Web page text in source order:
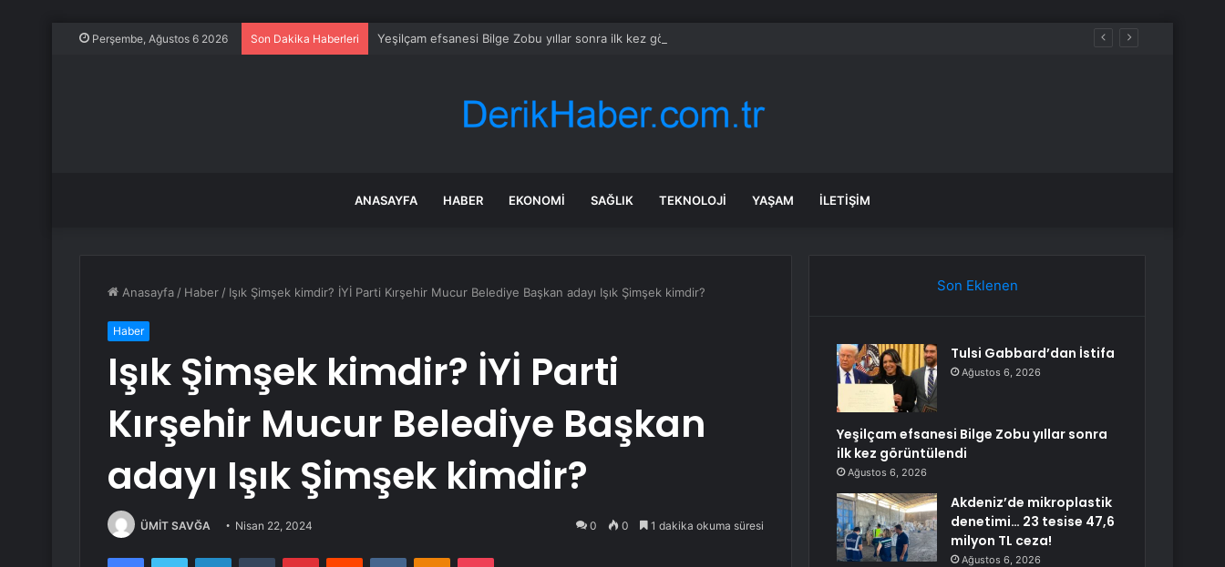
Perşembe, Ağustos 6 2026 Son Dakika Haberleri Yeşilçam efsanesi Bilge Zobu yıllar sonra ilk kez görüntülendi
ANASAYFA HABER EKONOMI SAĞLIK TEKNOLOJI YAŞAM İLETIŞIM
Anasayfa / Haber / Işık Şimşek kimdir? İYİ Parti Kırşehir Mucur Belediye Başkan adayı Işık Şimşek kimdir?
Haber
Işık Şimşek kimdir? İYİ Parti
Kırşehir Mucur Belediye Başkan
adayı Işık Şimşek kimdir?
ÜMİT SAVĞA Nisan 22, 2024 0 0 1 dakika okuma süresi
FacebookTwitter LinkedInTumblr PinterestReddit VKontakteOdnoklassniki
Pocket
Son Eklenen
Tulsi Gabbard’dan İstifa
Ağustos 6, 2026
Yeşilçam efsanesi Bilge Zobu yıllar sonra
ilk kez görüntülendi
Ağustos 6, 2026
Akdeniz’de mikroplastik
denetimi… 23 tesise 47,6
milyon TL ceza!
Ağustos 6, 2026